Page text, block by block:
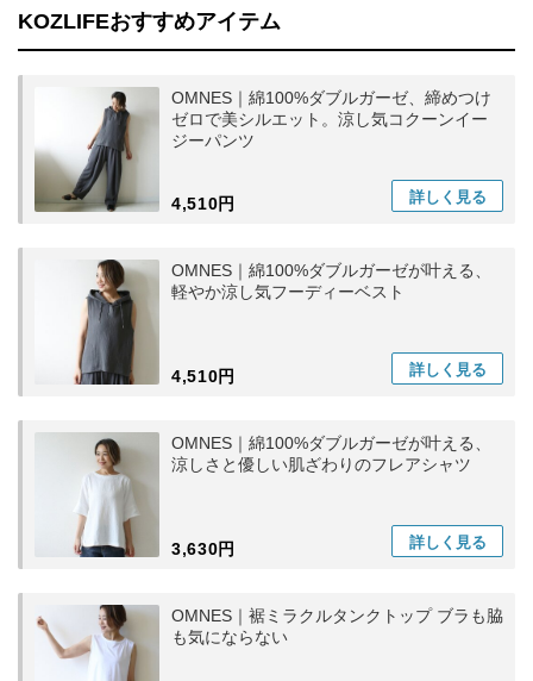
KOZLIFEおすすめアイテム
OMNES｜綿100%ダブルガーゼ、締めつけ
ゼロで美シルエット。涼し気コクーンイー
ジーパンツ
4,510円 詳しく 見る
OMNES｜綿100%ダブルガーゼが叶える、
軽やか涼し気フーディーベスト
4,510円 詳しく 見る
OMNES｜綿100%ダブルガーゼが叶える、
涼しさと優しい肌ざわりのフレアシャツ
3,630円 詳しく 見る
OMNES｜裾ミラクルタンクトップ ブラも脇
も気にならない